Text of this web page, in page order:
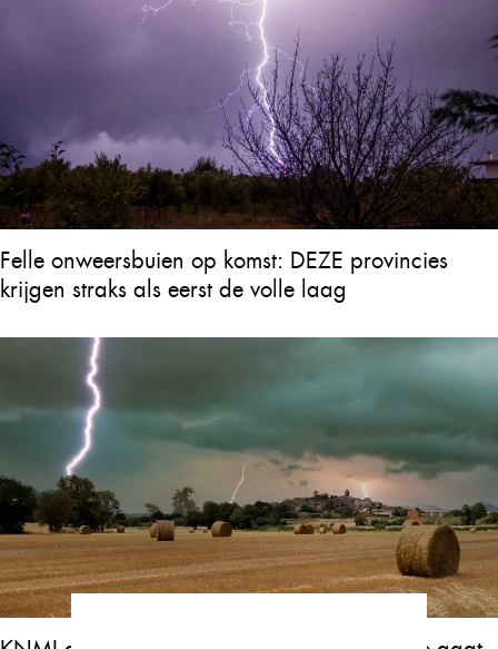
Felle onweersbuien op komst: DEZE provincies
krijgen straks als eerst de volle laag